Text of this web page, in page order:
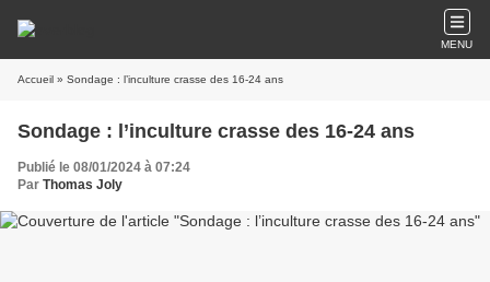
MENU
Accueil » Sondage : l’inculture crasse des 16-24 ans
Sondage : l’inculture crasse des 16-24 ans
Publié le 08/01/2024 à 07:24
Par Thomas Joly